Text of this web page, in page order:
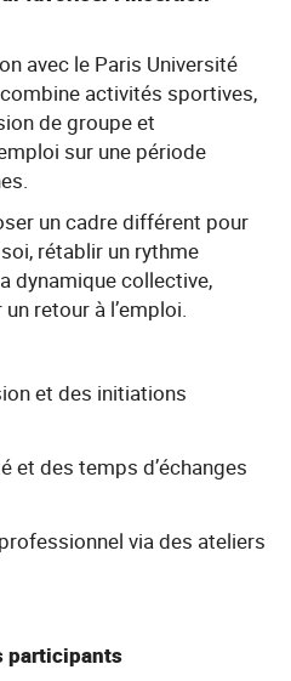
avec le Paris Université
activités sportives,
de groupe et
sur une période
un cadre différent pour
rétablir un rythme
dynamique collective,
retour à l’emploi.
et des initiations
et des temps d’échanges
via des ateliers
participants